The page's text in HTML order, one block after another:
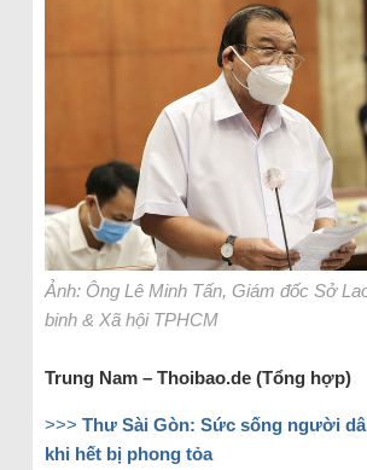
Ảnh: Ông Lê Minh Tấn, Giám đốc Sở
binh & Xã hội TPHCM
Trung Nam – Thoibao.de (Tổng hợp)
>>> Thư Sài Gòn: Sức sống người
khi hết bị phong tỏa